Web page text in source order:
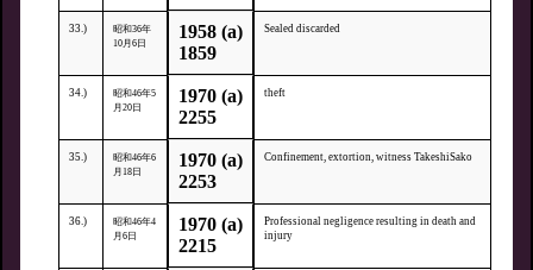
33.)
昭和36年
10月6日
1958 (a)
1859
Sealed discarded
34.)
昭和46年5
月20日
1970 (a)
2255
theft
35.)
昭和46年6
月18日
1970 (a)
2253
Confinement, extortion, witness TakeshiSako
36.)
昭和46年4
月6日
1970 (a)
2215
Professional negligence resulting in death and
injury